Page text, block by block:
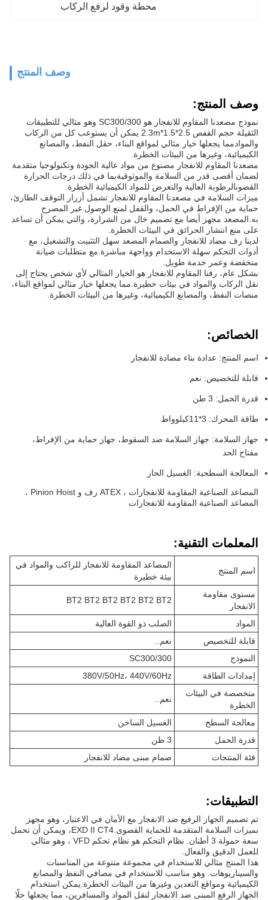
محطة وقود لرفع الركاب
وصف المنتج
وصف المنتج:
نموذج مصعدنا المقاوم للانفجار هو SC300/300 وهو مثالي للتطبيقات
الثقيلة حجم القفص 2.5*1.5*2.3m يمكن أن يستوعب كل من الركاب
والموادمما يجعلها خيار مثالي لمواقع البناء، حقل النفط، والمصانع
الكيميائية، وغيرها من البيئات الخطرة.
مصعدنا المقاوم للانفجار مصنوع من مواد عالية الجودة وتكنولوجيا متقدمة
لضمان أقصى قدر من السلامة والموثوقيةبما في ذلك درجات الحرارة
القصوىالرطوبة العالية والتعرض للمواد الكيميائية الخطرة.
ميزات السلامة في مصعدنا المقاوم للانفجار تشمل أزرار التوقف الطارئ،
حماية من الإفراط في الحمل، والقفل لمنع الوصول غير المصرح
به.المصعد مجهز أيضا مع تصميم خال من الشرارة، والتي يمكن أن تساعد
على منع انتشار الحرائق في البيئات الخطرة.
لدينا رف مضاد للانفجار والصمام المصعد سهل التثبيت والتشغيل، مع
أدوات التحكم سهلة الاستخدام وواجهة مباشرة.مع متطلبات صيانة
منخفضة وعمر خدمة طويل.
بشكل عام، رفنا المقاوم للانفجار هو الخيار المثالي لأي شخص يحتاج إلى
نقل الركاب والمواد في بيئات خطيرة.مما يجعلها خيار مثالي لمواقع البناء،
منصات النفط، والمصانع الكيميائية، وغيرها من البيئات الخطرة.
الخصائص:
اسم المنتج: عدادة بناء مضادة للانفجار
قابلة للتخصيص: نعم
قدرة الحمل: 3 طن
طاقة المحرك: 3*11كيلوواط
جهاز السلامة: جهاز السلامة ضد السقوط، جهاز حماية من الإفراط،
مفتاح الحد
المعالجة السطحية: الغسيل الحار
المصاعد الصناعية المقاومة للانفجارات ، ATEX رف و Pinion Hoist ،
المصاعد الصناعية المقاومة للانفجارات
المعلمات التقنية:
اسم المنتج
المصاعد المقاومة للانفجار للراكب والمواد في
بيئة خطيرة
مستوى مقاومة
الانفجار
BT2 BT2 BT2 BT2 BT2 BT2
المواد
الصلب ذو القوة العالية
قابلة للتخصيص
نعم..
النموذج
SC300/300
إمدادات الطاقة
380V/50Hz، 440V/60Hz
متخصصة في البيئات
الخطرة
نعم..
معالجة السطح
الغسيل الساخن
قدرة الحمل
فئة المنتجات
صمام مبنى مضاد للانفجار
التطبيقات:
تم تصميم الجهاز الرفيع ضد الانفجار مع الأمان في الاعتبار، وهو مجهز
بميزات السلامة المتقدمة للحماية القصوى.EXD II CT4، ويمكن أن تحمل
سعة حمولة 3 أطنان. نظام التحكم هو نظام تحكم VFD ، وهو مثالي
للعمل الدقيق والفعال.
هذا المنتج مثالي للاستخدام في مجموعة متنوعة من المناسبات
والسيناريوهات. وهو مناسب للاستخدام في مصافي النفط والمصانع
الكيميائية ومواقع التعدين وغيرها من البيئات الخطرة.يمكن استخدام
الجهاز الرفع المبنى ضد الانفجار لنقل المواد والمسافرين، مما يجعلها حلًا